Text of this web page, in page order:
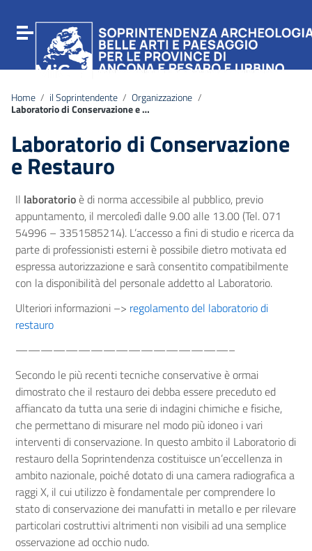
Vai al menu di navigazione
Vai al footer
Attiva / disattiva la navigazione
Home / il Soprintendente / Organizzazione /
Laboratorio di Conservazione e Restauro
Laboratorio di Conservazione
e Restauro
Il laboratorioè di norma accessibile al pubblico, previo
appuntamento, il mercoledì dalle 9.00 alle 13.00 (Tel. 071
54996 – 3351585214). L’accesso a fini di studio e ricerca da
parte di professionisti esterni è possibile dietro motivata ed
espressa autorizzazione e sarà consentito compatibilmente
con la disponibilità del personale addetto al Laboratorio.
Ulteriori informazioni –> regolamento del laboratorio di
restauro
—————————————————–
Secondo le più recenti tecniche conservative è ormai
dimostrato che il restauro dei debba essere preceduto ed
affiancato da tutta una serie di indagini chimiche e fisiche,
che permettano di misurare nel modo più idoneo i vari
interventi di conservazione. In questo ambito il Laboratorio di
restauro della Soprintendenza costituisce un’eccellenza in
ambito nazionale, poiché dotato di una camera radiografica a
raggi X, il cui utilizzo è fondamentale per comprendere lo
stato di conservazione dei manufatti in metallo e per rilevare
particolari costruttivi altrimenti non visibili ad una semplice
osservazione ad occhio nudo.